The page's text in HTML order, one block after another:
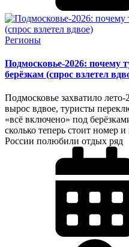
Регионы
Подмосковье-2026: почему
берёзкам (спрос взлетел
Подмосковье захватило
вырос вдвое, туристы
«всё включено» под
сколько теперь стоит номер
России полюбили отдых ряд